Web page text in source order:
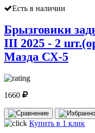
Есть в наличии
Брызговики
III 2025 - 2
Мазда СХ-5
1660
Купить в 1 клик